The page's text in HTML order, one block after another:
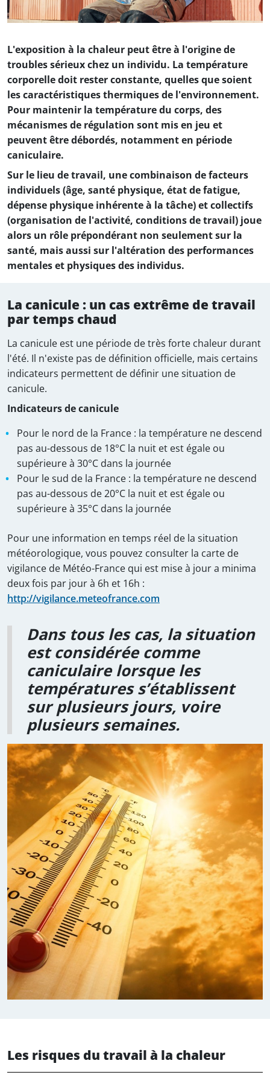
L'exposition à la chaleur peut être à l'origine de
troubles sérieux chez un individu. La température
corporelle doit rester constante, quelles que soient
les caractéristiques thermiques de l'environnement.
Pour maintenir la température du corps, des
mécanismes de régulation sont mis en jeu et
peuvent être débordés, notamment en période
caniculaire.
Sur le lieu de travail, une combinaison de facteurs
individuels (âge, santé physique, état de fatigue,
dépense physique inhérente à la tâche) et collectifs
(organisation de l'activité, conditions de travail) joue
alors un rôle prépondérant non seulement sur la
santé, mais aussi sur l'altération des performances
mentales et physiques des individus.
La canicule : un cas extrême de travail
par temps chaud
La canicule est une période de très forte chaleur durant
l'été. Il n'existe pas de définition officielle, mais certains
indicateurs permettent de définir une situation de
canicule.
Indicateurs de canicule
Pour le nord de la France : la température ne descend
pas au-dessous de 18°C la nuit et est égale ou
supérieure à 30°C dans la journée
Pour le sud de la France : la température ne descend
pas au-dessous de 20°C la nuit et est égale ou
supérieure à 35°C dans la journée
Pour une information en temps réel de la situation
météorologique, vous pouvez consulter la carte de
vigilance de Météo-France qui est mise à jour a minima
deux fois par jour à 6h et 16h :
http://vigilance.meteofrance.com
Dans tous les cas, la situation
est considérée comme
caniculaire lorsque les
températures s’établissent
sur plusieurs jours, voire
plusieurs semaines.
Les risques du travail à la chaleur